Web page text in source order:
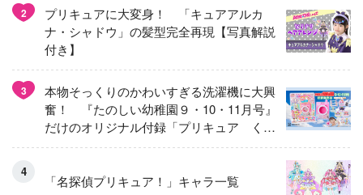
2
プリキュアに大変身！ 「キュアアルカ
ナ・シャドウ」の髪型完全再現【写真解説
付き】
3
本物そっくりのかわいすぎる洗濯機に大興
奮！ 『たのしい幼稚園９・10・11月号』
だけのオリジナル付録「プリキュア くる
くるせんたくき」
「名探偵プリキュア！」キャラ一覧